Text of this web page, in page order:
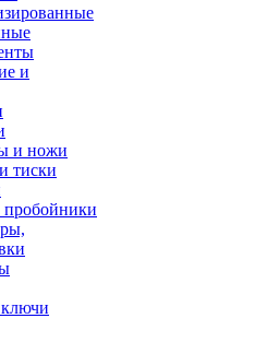
и
и ножи
тиски
пробойники